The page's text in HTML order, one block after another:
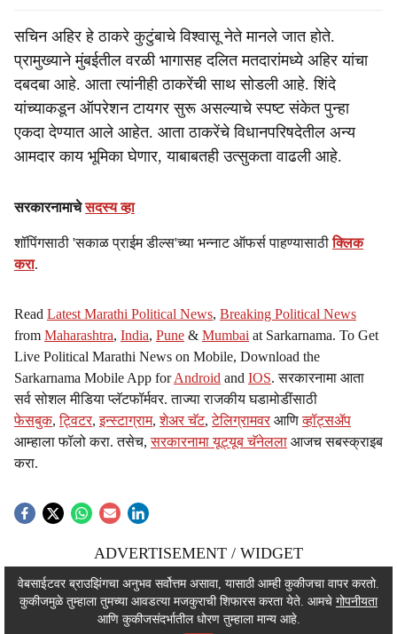
सचिन अहिर हे ठाकरे कुटुंबाचे विश्वासू नेते मानले जात होते.
प्रामुख्याने मुंबईतील वरळी भागासह दलित मतदारांमध्ये अहिर यांचा
दबदबा आहे. आता त्यांनीही ठाकरेंची साथ सोडली आहे. शिंदे
यांच्याकडून ऑपरेशन टायगर सुरू असल्याचे स्पष्ट संकेत पुन्हा
एकदा देण्यात आले आहेत. आता ठाकरेंचे विधानपरिषदेतील अन्य
आमदार काय भूमिका घेणार, याबाबतही उत्सुकता वाढली आहे.
सरकारनामाचेसदस्य व्हा
शॉपिंगसाठी 'सकाळ प्राईम डील्स'च्या भन्नाट ऑफर्स पाहण्यासाठीक्लिक
करा.
Read Latest Marathi Political News, Breaking Political News
from Maharashtra, India, Pune & Mumbai at Sarkarnama. To Get
Live Political Marathi News on Mobile, Download the
Sarkarnama Mobile App forAndroid and IOS. सरकारनामा आता
सर्व सोशल मीडिया प्लॅटफॉर्मवर. ताज्या राजकीय घडामोडींसाठी
फेसबुक,ट्विटर,इन्स्टाग्राम,शेअर चॅट,टेलिग्रामवर आणिव्हॉट्सॲप
आम्हाला फॉलो करा. तसेच,सरकारनामा यूट्यूब चॅनेलला आजच सबस्क्राइब
करा.
ADVERTISEMENT / WIDGET
ADVERTISEMENT / WIDGET
ADVERTISEMENT / WIDGET
वेबसाईटवर ब्राउझिंगचा अनुभव सर्वोत्तम असावा, यासाठी आम्ही कुकीजचा वापर करतो.
कुकीजमुळे तुम्हाला तुमच्या आवडत्या मजकुराची शिफारस करता येते. आमचे गोपनीयता
आणि कुकीजसंदर्भातील धोरण तुम्हाला मान्य आहे.